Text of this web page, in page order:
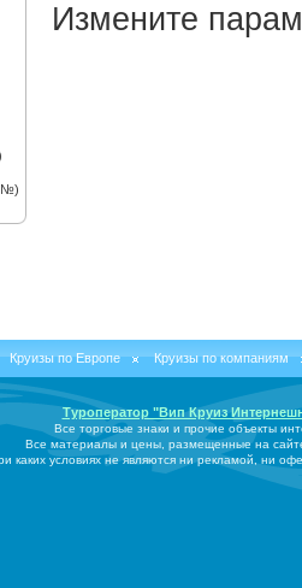
Измените
Круизы по Европе Круизы по компаниям
Туроператор "Вип Круиз
Все торговые знаки и прочие объекты
Все материалы и цены, размещенные на
каких условиях не являются ни рекламой, ни